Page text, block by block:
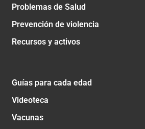
Problemas de Salud
Prevención de violencia
Recursos y activos
Guías para cada edad
Videoteca
Vacunas